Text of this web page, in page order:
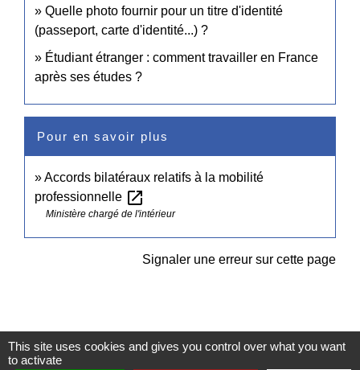
Quelle photo fournir pour un titre d'identité
(passeport, carte d'identité...) ?
Étudiant étranger : comment travailler en France
après ses études ?
Pour en savoir plus
Accords bilatéraux relatifs à la mobilité
professionnelle open_in_new
Ministère chargé de l'intérieur
Signaler une erreur sur cette page
This site uses cookies and gives you control over what you want
to activate